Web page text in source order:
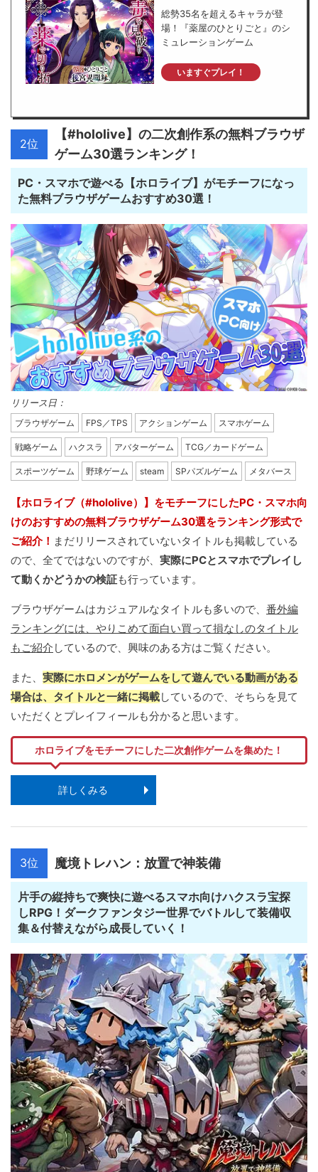
総勢35名を超えるキャラが登
場！『薬屋のひとりごと』のシ
ミュレーションゲーム
いますぐプレイ！
2位
【#hololive】の二次創作系の無料ブラウザ
ゲーム30選ランキング！
PC・スマホで遊べる【ホロライブ】がモチーフになっ
た無料ブラウザゲームおすすめ30選！
リリース日：
ブラウザゲーム FPS／TPS アクションゲーム スマホゲーム
戦略ゲーム ハクスラ アバターゲーム TCG／カードゲーム
スポーツゲーム 野球ゲーム steam SPパズルゲーム メタバース
【ホロライブ（#hololive）】をモチーフにしたPC・スマホ向
けのおすすめの無料ブラウザゲーム30選をランキング形式で
ご紹介！ まだリリースされていないタイトルも掲載している
ので、全てではないのですが、 実際にPCとスマホでプレイし
て動くかどうかの検証も行っています。
ブラウザゲームはカジュアルなタイトルも多いので、 番外編
ランキングには、やりこめて面白い買って損なしのタイトル
もご紹介 しているので、興味のある方はご覧ください。
また、 実際にホロメンがゲームをして遊んでいる動画がある
場合は、タイトルと一緒に掲載しているので、そちらを見て
いただくとプレイフィールも分かると思います。
ホロライブをモチーフにした二次創作ゲームを集めた！
詳しくみる
3位 魔境トレハン：放置で神装備
片手の縦持ちで爽快に遊べるスマホ向けハクスラ宝探
しRPG！ダークファンタジー世界でバトルして装備収
集＆付替えながら成長していく！